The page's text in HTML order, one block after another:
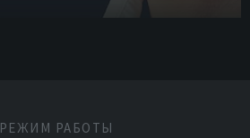
РЕЖИМ РАБОТЫ